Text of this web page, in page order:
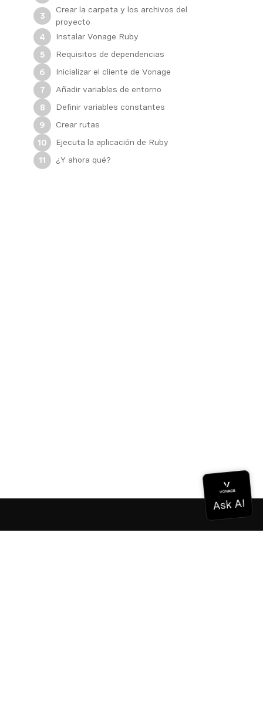
3
Crear la carpeta y los archivos del
proyecto
4
Instalar Vonage Ruby
5
Requisitos de dependencias
6
Inicializar el cliente de Vonage
7
Añadir variables de entorno
8
Definir variables constantes
9
Crear rutas
10
Ejecuta la aplicación de Ruby
11
¿Y ahora qué?